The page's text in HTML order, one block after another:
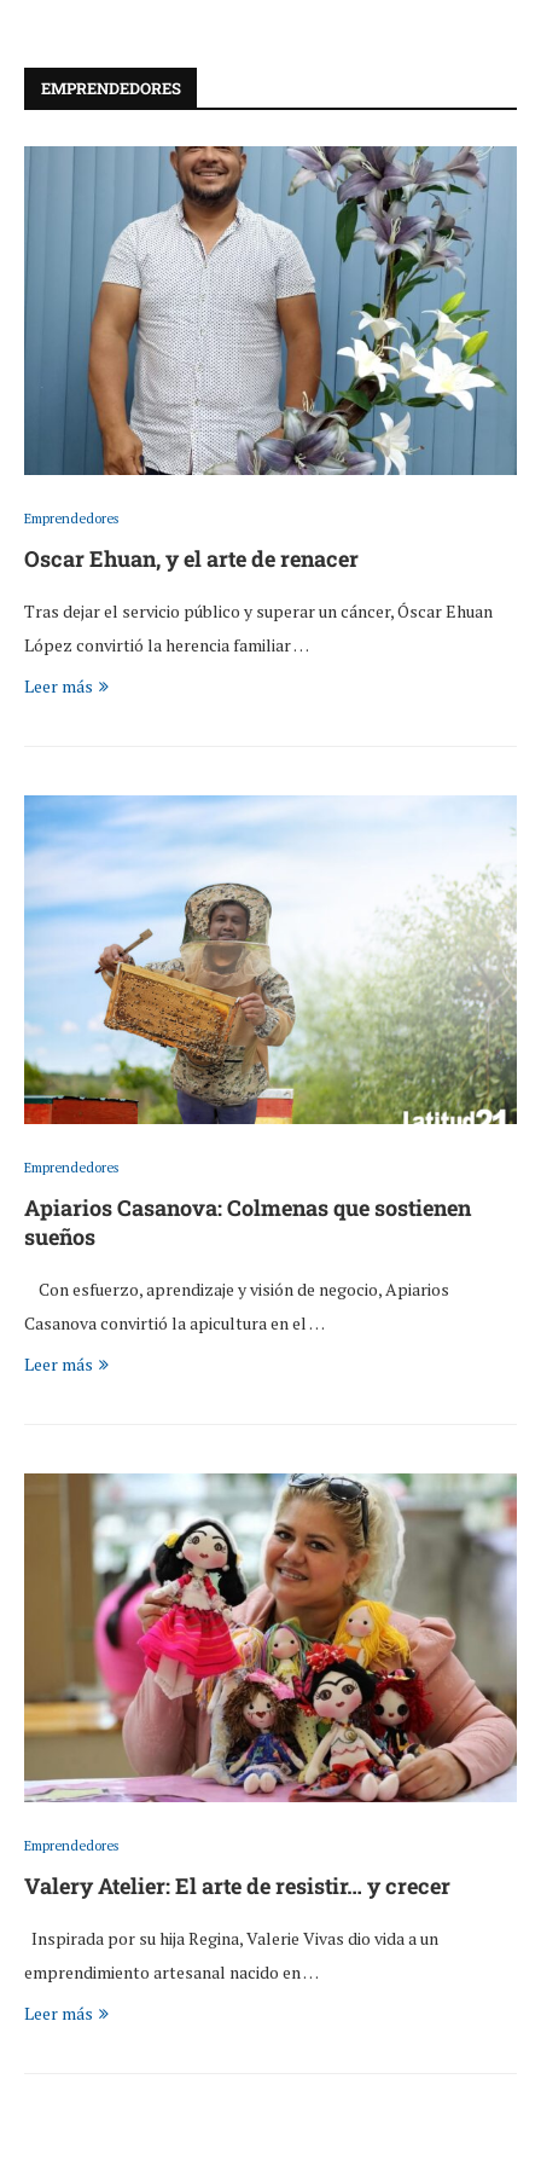
EMPRENDEDORES
Emprendedores
Oscar Ehuan, y el arte de renacer
Tras dejar el servicio público y superar un cáncer, Óscar Ehuan
López convirtió la herencia familiar …
Leer más
Emprendedores
Apiarios Casanova: Colmenas que sostienen
sueños
Con esfuerzo, aprendizaje y visión de negocio, Apiarios
Casanova convirtió la apicultura en el …
Leer más
Emprendedores
Valery Atelier: El arte de resistir… y crecer
Inspirada por su hija Regina, Valerie Vivas dio vida a un
emprendimiento artesanal nacido en …
Leer más